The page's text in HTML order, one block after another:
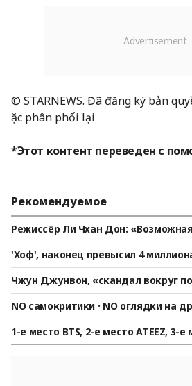
© STARNEWS. Đã đăng ký bản
ặc phân phối lại
*Этот контент переведен с
Рекомендуемое
Режиссёр Ли Чхан Дон:
а на кинофестивали в Венеции,
'Хоф', наконец превысил 4
Чжун Джунвон, «скандал вокруг
азываний Чан Ханджуна.. Вместо
ная реклама «Убийцы замужней
NO самокритики · NO оглядки на
тупник».. Ю А Ин, открыто
«Я люблю тебя». Зафиксирована
tar News]
1-е место BTS, 2-е место ATEEZ, 3-е